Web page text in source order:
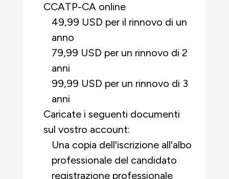
CCATP-CA online
49,99 USD per il rinnovo di un
anno
79,99 USD per un rinnovo di 2
anni
99,99 USD per un rinnovo di 3
anni
Caricate i seguenti documenti
sul vostro account:
Una copia dell'iscrizione all'albo
professionale del candidato
registrazione professionale